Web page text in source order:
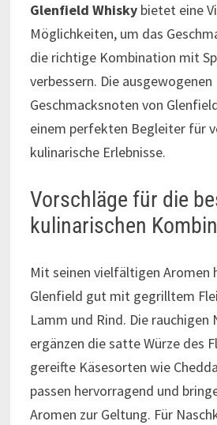
Glenfield Whiskybietet eine
Möglichkeiten, um das
die richtige Kombination mit
verbessern. Die ausgewogenen
Geschmacksnoten von
einem perfekten Begleiter für
kulinarische Erlebnisse.
Vorschläge für die
kulinarischen
Mit seinen vielfältigen Aromen
Glenfield gut mit gegrilltem
Lamm und Rind. Die rauchigen
ergänzen die satte Würze des
gereifte Käsesorten wie
passen hervorragend und
Aromen zur Geltung. Für